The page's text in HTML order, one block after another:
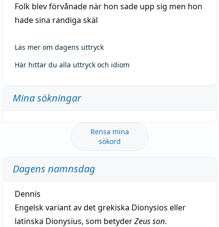
Folk blev förvånade när hon sade upp sig men hon
hade sina randiga skäl
Läs mer om dagens uttryck
Här hittar du alla uttryck och idiom
Mina sökningar
Rensa mina
sökord
Dagens namnsdag
Dennis
Engelsk variant av det grekiska Dionysios eller
latinska Dionysius, som betyderZeus son.